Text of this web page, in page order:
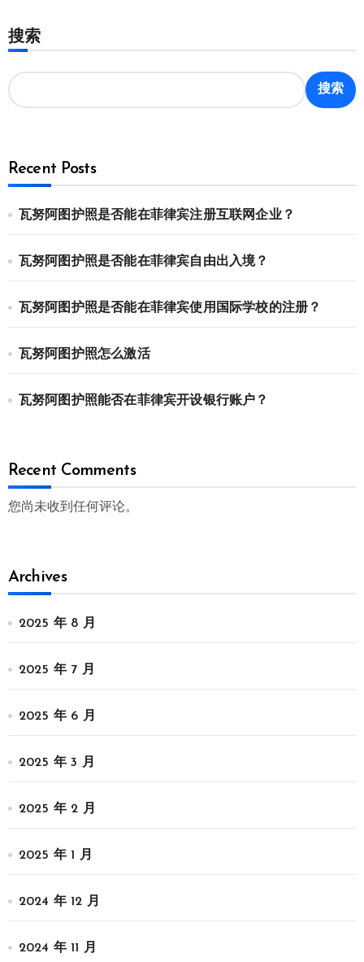
搜索
搜索
Recent Posts
瓦努阿图护照是否能在菲律宾注册互联网企业？
瓦努阿图护照是否能在菲律宾自由出入境？
瓦努阿图护照是否能在菲律宾使用国际学校的注册？
瓦努阿图护照怎么激活
瓦努阿图护照能否在菲律宾开设银行账户？
Recent Comments
您尚未收到任何评论。
Archives
2025 年 8 月
2025 年 7 月
2025 年 6 月
2025 年 3 月
2025 年 2 月
2025 年 1 月
2024 年 12 月
2024 年 11 月